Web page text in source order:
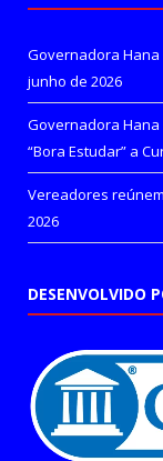
Governadora Hana
junho de 2026
Governadora
“Bora Estudar” a
Vereadores
2026
DESENVOLVIDO